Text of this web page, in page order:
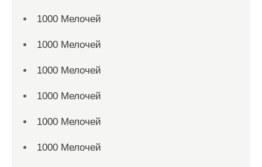
1000 Мелочей
1000 Мелочей
1000 Мелочей
1000 Мелочей
1000 Мелочей
1000 Мелочей